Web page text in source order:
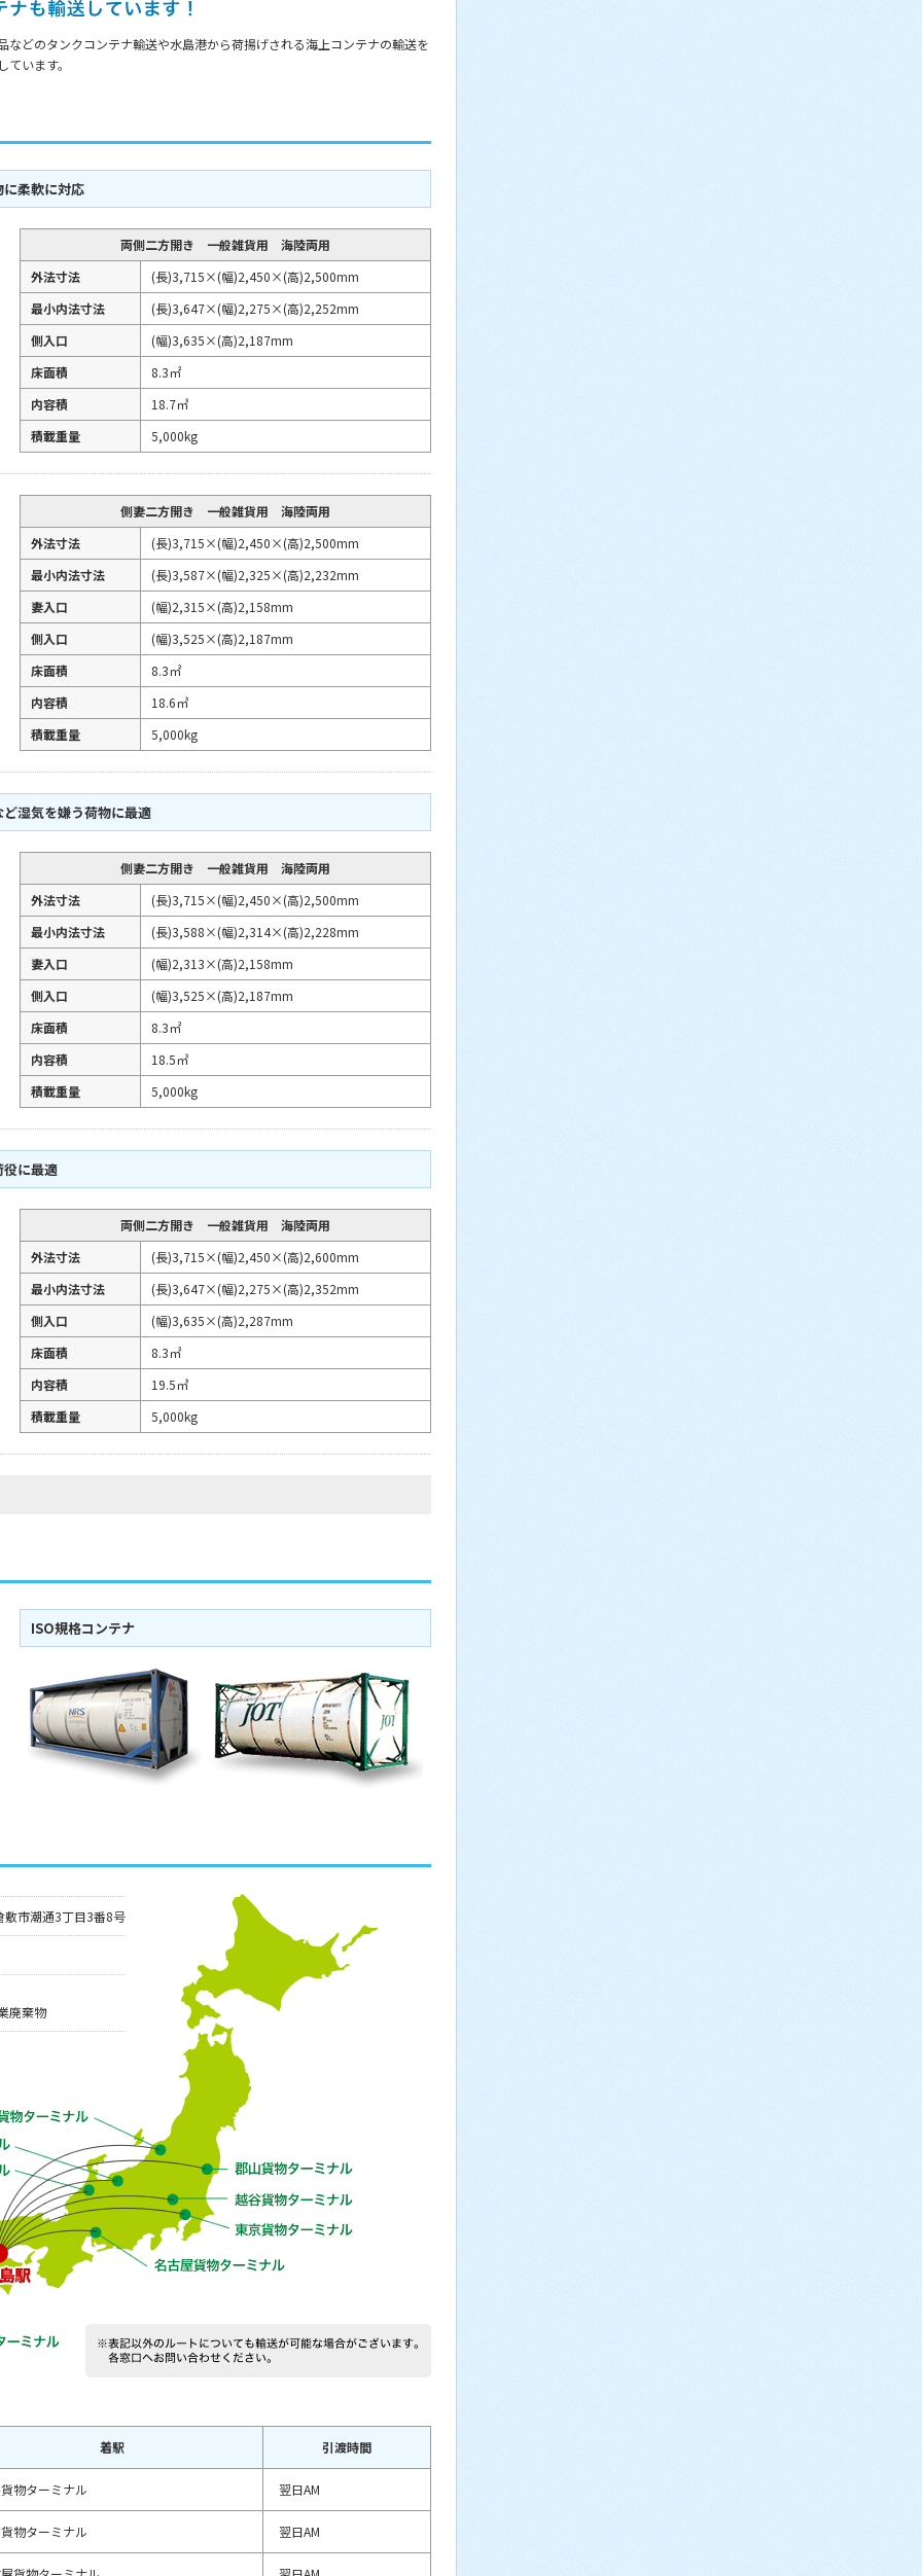
などのタンクコンテナ輸送や水島港から荷揚げされる海上コンテナの輸送を
います。
柔軟に対応
両側二方開き 一般雑貨用 海陸両用
外法寸法
(長)3,715×(幅)2,450×(高)2,500mm
最小内法寸法
(長)3,647×(幅)2,275×(高)2,252mm
側入口
(幅)3,635×(高)2,187mm
床面積
8.3㎡
内容積
18.7㎥
積載重量
5,000kg
側妻二方開き 一般雑貨用 海陸両用
外法寸法
(長)3,715×(幅)2,450×(高)2,500mm
最小内法寸法
(長)3,587×(幅)2,325×(高)2,232mm
妻入口
(幅)2,315×(高)2,158mm
側入口
(幅)3,525×(高)2,187mm
床面積
8.3㎡
内容積
18.6㎥
積載重量
5,000kg
湿気を嫌う荷物に最適
側妻二方開き 一般雑貨用 海陸両用
外法寸法
(長)3,715×(幅)2,450×(高)2,500mm
最小内法寸法
(長)3,588×(幅)2,314×(高)2,228mm
妻入口
(幅)2,313×(高)2,158mm
側入口
(幅)3,525×(高)2,187mm
床面積
8.3㎡
内容積
18.5㎥
積載重量
5,000kg
に最適
両側二方開き 一般雑貨用 海陸両用
外法寸法
(長)3,715×(幅)2,450×(高)2,600mm
最小内法寸法
(長)3,647×(幅)2,275×(高)2,352mm
側入口
(幅)3,635×(高)2,287mm
床面積
8.3㎡
内容積
19.5㎥
積載重量
5,000kg
ISO規格コンテナ
市潮通3丁目3番8号
廃棄物
着駅 引渡時間
物ターミナル 翌日AM
物ターミナル 翌日AM